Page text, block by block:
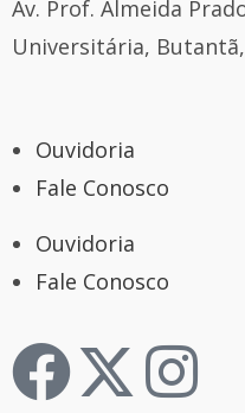
Av. Prof. Almeida
Universitária, Butantã,
Ouvidoria
Fale Conosco
Ouvidoria
Fale Conosco